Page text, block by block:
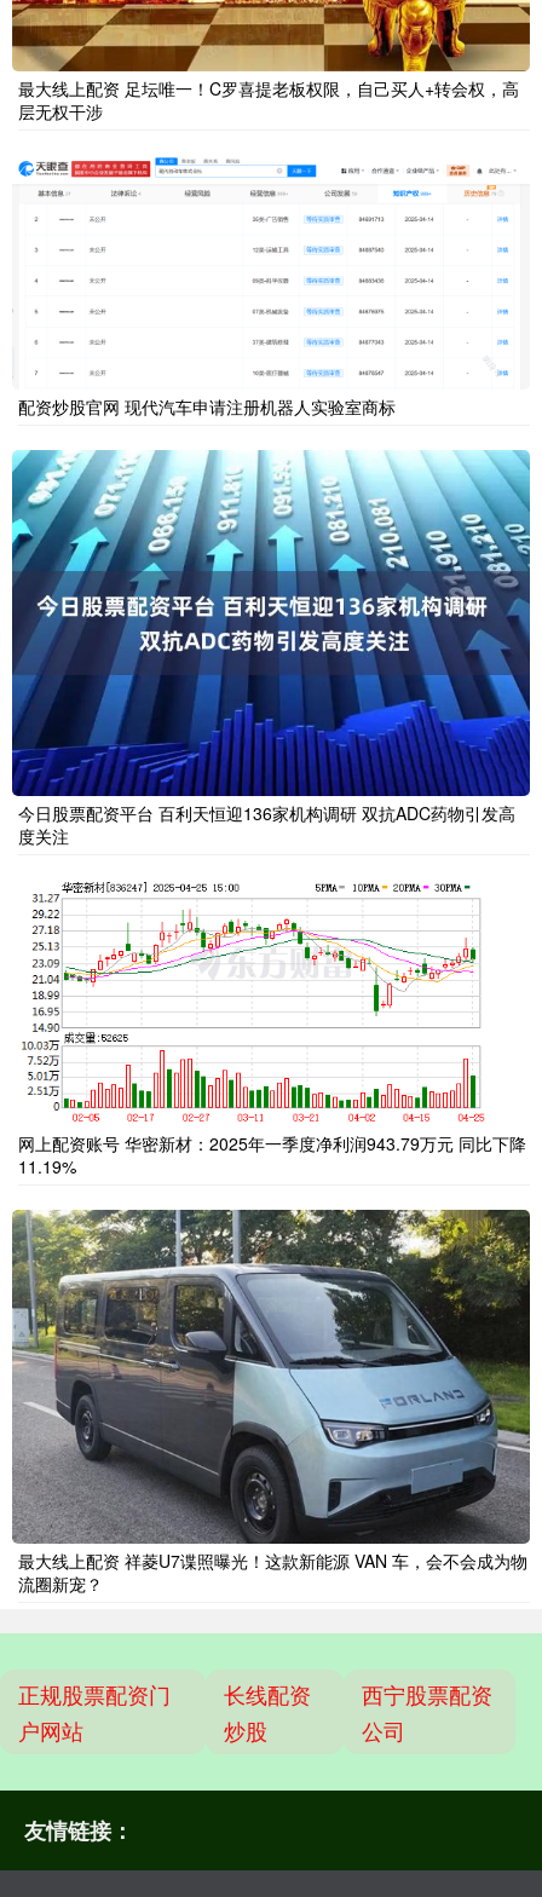
最大线上配资 足坛唯一！C罗喜提老板权限，自己买人+转会权，高
层无权干涉
配资炒股官网 现代汽车申请注册机器人实验室商标
今日股票配资平台 百利天恒迎136家机构调研 双抗ADC药物引发高
度关注
网上配资账号 华密新材：2025年一季度净利润943.79万元 同比下降
11.19%
最大线上配资 祥菱U7谍照曝光！这款新能源 VAN 车，会不会成为物
流圈新宠？
正规股票配资门
户网站
长线配资
炒股
西宁股票配资
公司
友情链接：